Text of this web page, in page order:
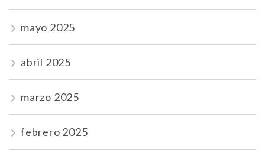
mayo 2025
abril 2025
marzo 2025
febrero 2025